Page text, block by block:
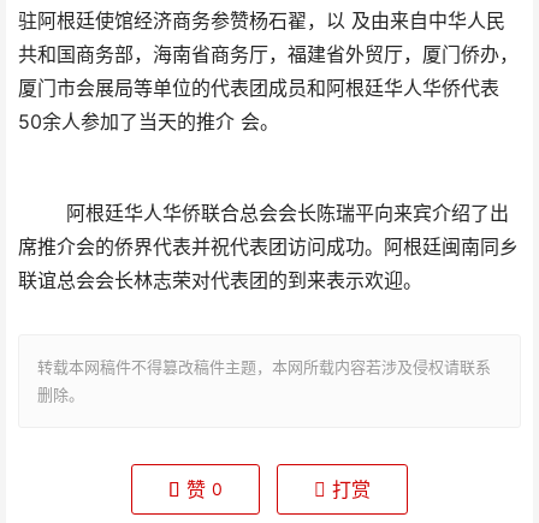
驻阿根廷使馆经济商务参赞杨石翟，以 及由来自中华人民
共和国商务部，海南省商务厅，福建省外贸厅，厦门侨办，
厦门市会展局等单位的代表团成员和阿根廷华人华侨代表
50余人参加了当天的推介 会。
阿根廷华人华侨联合总会会长陈瑞平向来宾介绍了出
席推介会的侨界代表并祝代表团访问成功。阿根廷闽南同乡
联谊总会会长林志荣对代表团的到来表示欢迎。
转载本网稿件不得篡改稿件主题，本网所载内容若涉及侵权请联系
删除。
推介会布市举行
赞 0 打赏